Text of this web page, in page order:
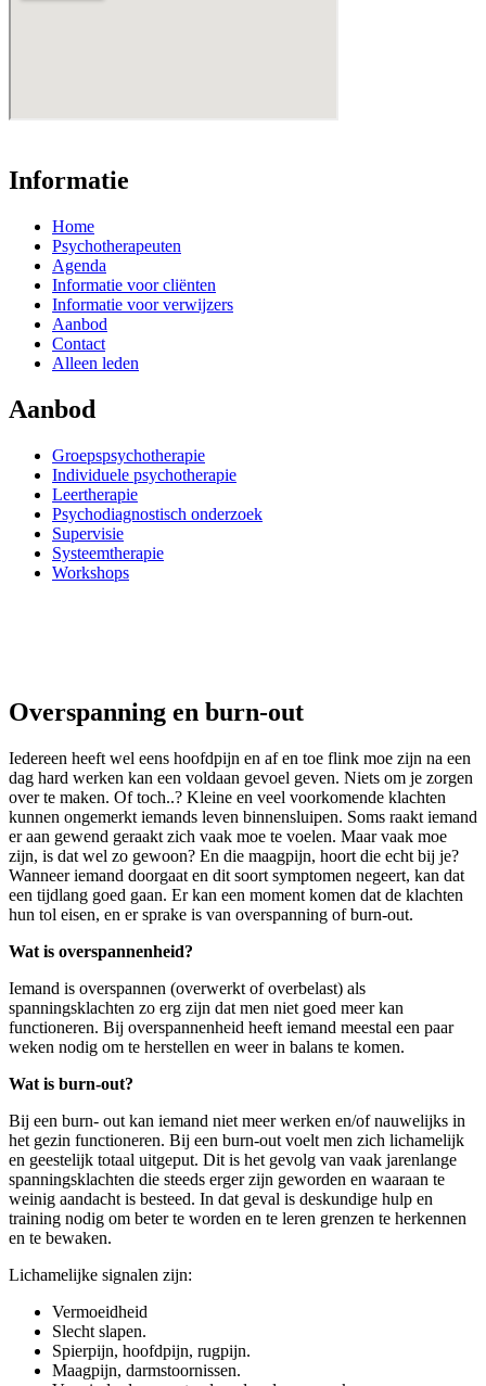
Informatie
Home
Psychotherapeuten
Agenda
Informatie voor cliënten
Informatie voor verwijzers
Aanbod
Contact
Alleen leden
Aanbod
Groepspsychotherapie
Individuele psychotherapie
Leertherapie
Psychodiagnostisch onderzoek
Supervisie
Systeemtherapie
Workshops
Overspanning en burn-out
Iedereen heeft wel eens hoofdpijn en af en toe flink moe zijn na een
dag hard werken kan een voldaan gevoel geven. Niets om je zorgen
over te maken. Of toch..? Kleine en veel voorkomende klachten
kunnen ongemerkt iemands leven binnensluipen. Soms raakt iemand
er aan gewend geraakt zich vaak moe te voelen. Maar vaak moe
zijn, is dat wel zo gewoon? En die maagpijn, hoort die echt bij je?
Wanneer iemand doorgaat en dit soort symptomen negeert, kan dat
een tijdlang goed gaan. Er kan een moment komen dat de klachten
hun tol eisen, en er sprake is van overspanning of burn-out.
Wat is overspannenheid?
Iemand is overspannen (overwerkt of overbelast) als
spanningsklachten zo erg zijn dat men niet goed meer kan
functioneren. Bij overspannenheid heeft iemand meestal een paar
weken nodig om te herstellen en weer in balans te komen.
Wat is burn-out?
Bij een burn- out kan iemand niet meer werken en/of nauwelijks in
het gezin functioneren. Bij een burn-out voelt men zich lichamelijk
en geestelijk totaal uitgeput. Dit is het gevolg van vaak jarenlange
spanningsklachten die steeds erger zijn geworden en waaraan te
weinig aandacht is besteed. In dat geval is deskundige hulp en
training nodig om beter te worden en te leren grenzen te herkennen
en te bewaken.
Lichamelijke signalen zijn:
Vermoeidheid
Slecht slapen.
Spierpijn, hoofdpijn, rugpijn.
Maagpijn, darmstoornissen.